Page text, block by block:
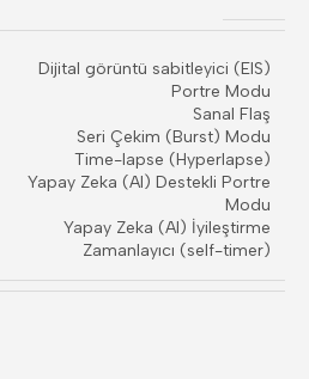
Dijital görüntü sabitleyici (EIS)
Portre Modu
Sanal Flaş
Seri Çekim (Burst) Modu
Time-lapse (Hyperlapse)
Yapay Zeka (AI) Destekli Portre
Modu
Yapay Zeka (AI) İyileştirme
Zamanlayıcı (self-timer)